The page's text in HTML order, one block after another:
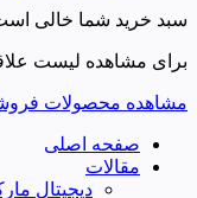
سبد خرید شما خالی
برای مشاهده لیست
مشاهده محصولات
صفحه اصلی
مقالات
دیجیتال